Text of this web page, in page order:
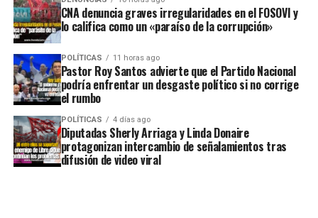
CNA denuncia graves irregularidades en el FOSOVI y
lo califica como un «paraíso de la corrupción»
POLÍTICAS 11 horas ago
Pastor Roy Santos advierte que el Partido Nacional
podría enfrentar un desgaste político si no corrige
el rumbo
POLÍTICAS 4 días ago
Diputadas Sherly Arriaga y Linda Donaire
protagonizan intercambio de señalamientos tras
difusión de video viral